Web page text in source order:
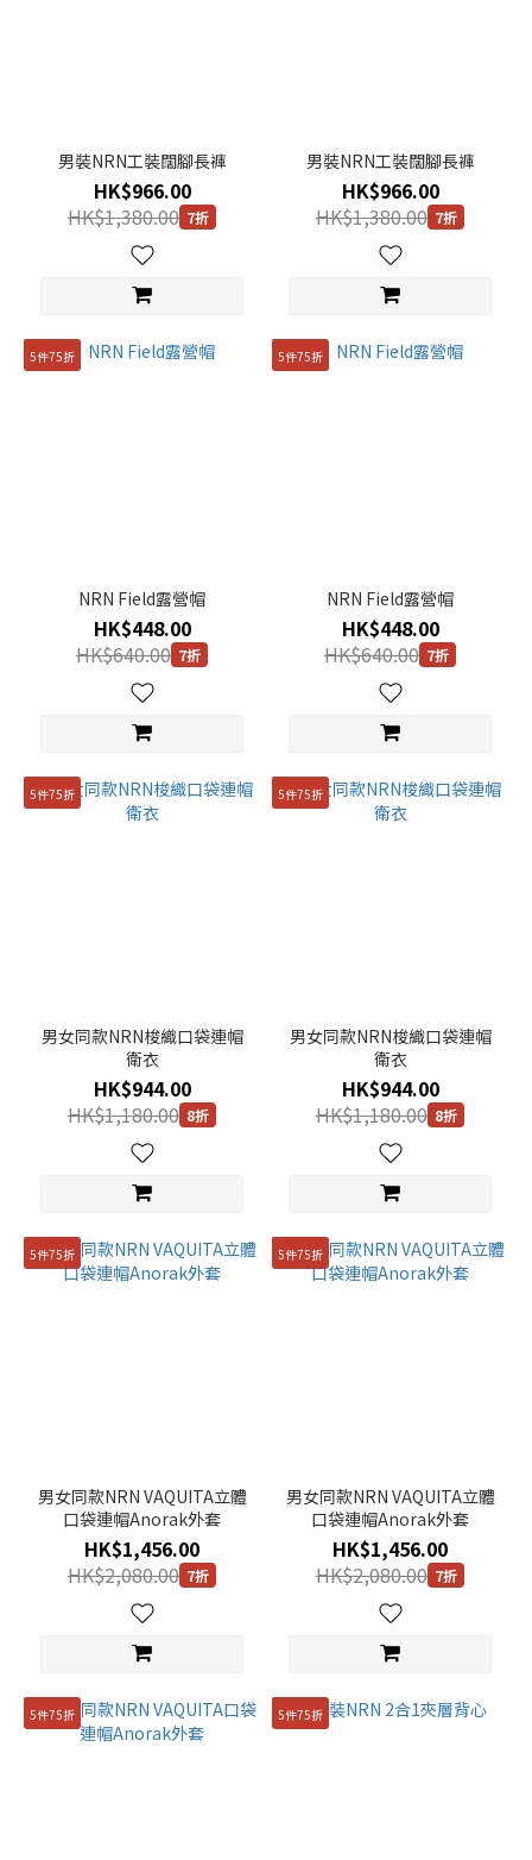
男裝NRN工裝闊腳長褲
HK$966.00
HK$1,380.00 7折
男裝NRN工裝闊腳長褲
HK$966.00
HK$1,380.00 7折
5件75折
NRN Field露營帽
HK$448.00
HK$640.00 7折
5件75折
NRN Field露營帽
HK$448.00
HK$640.00 7折
5件75折
男女同款NRN梭織口袋連帽
衛衣
HK$944.00
HK$1,180.00 8折
5件75折
男女同款NRN梭織口袋連帽
衛衣
HK$944.00
HK$1,180.00 8折
5件75折
男女同款NRN VAQUITA立體
口袋連帽Anorak外套
HK$1,456.00
HK$2,080.00 7折
5件75折
男女同款NRN VAQUITA立體
口袋連帽Anorak外套
HK$1,456.00
HK$2,080.00 7折
5件75折 5件75折